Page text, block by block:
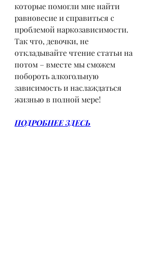
которые помогли мне найти
равновесие и справиться с
проблемой наркозависимости.
Так что, девочки, не
откладывайте чтение статьи на
потом – вместе мы сможем
побороть алкогольную
зависимость и наслаждаться
жизнью в полной мере!
ПОДРОБНЕЕ ЗДЕСЬ